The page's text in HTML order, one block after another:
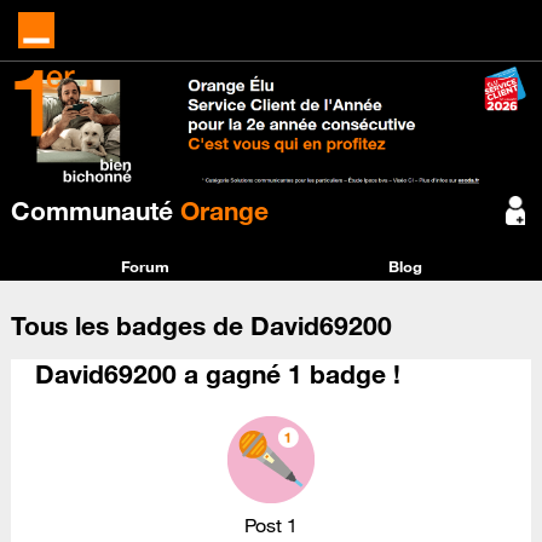
Communauté Orange
Forum Blog
Tous les badges de David69200
David69200 a gagné 1 badge !
Post 1